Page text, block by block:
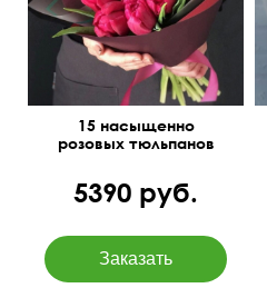
15 насыщенно
розовых тюльпанов
5390 руб.